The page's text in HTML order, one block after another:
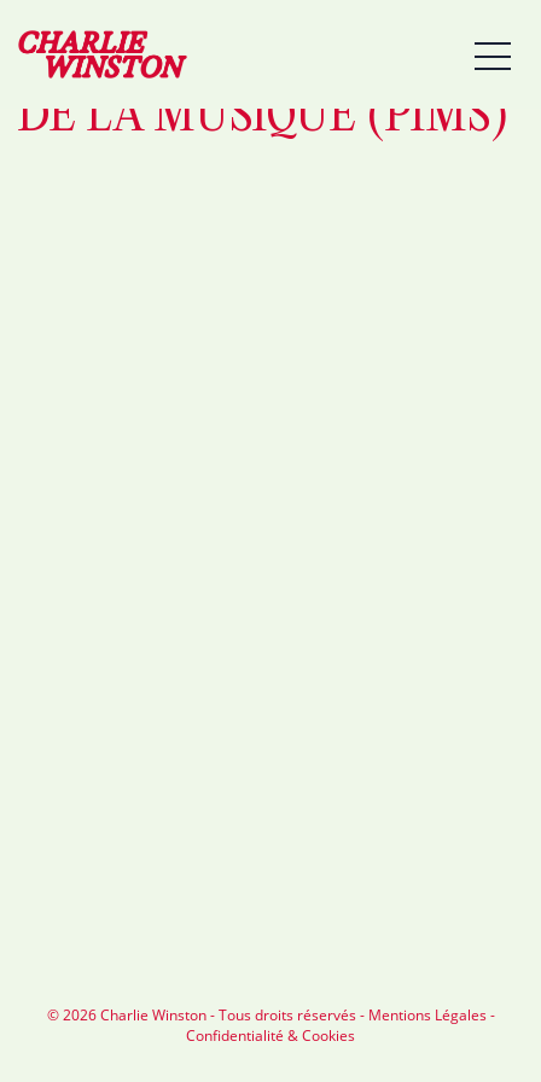
07/05/2026 –
NANTERRE – MAISON
DE LA MUSIQUE (PIMS)
© 2026 Charlie Winston - Tous droits réservés - Mentions Légales-
Confidentialité & Cookies